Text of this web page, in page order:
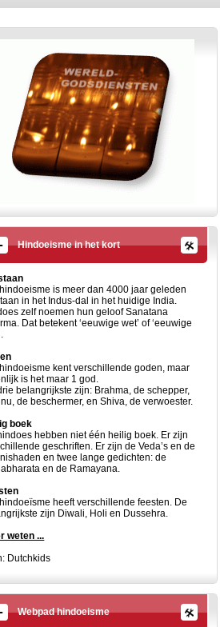
Hindoeisme in het kort
is meer dan 4000 jaar geleden
in het Indus-dal in het huidige India.
zelf noemen hun geloof Sanatana
Dat betekent ‘eeuwige wet’ of ‘eeuwige
kent verschillende goden, maar
is het maar 1 god.
belangrijkste zijn: Brahma, de schepper,
de beschermer, en Shiva, de verwoester.
boek
hebben niet één heilig boek. Er zijn
geschriften. Er zijn de Veda’s en de
en twee lange gedichten: de
en de Ramayana.
heeft verschillende feesten. De
zijn Diwali, Holi en Dussehra.
weten ...
Dutchkids
Webpad hindoeisme